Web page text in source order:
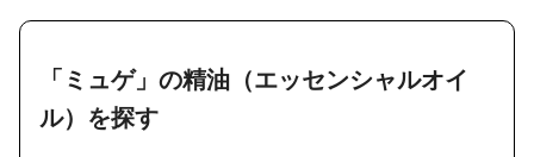
「ミュゲ」の精油（エッセンシャルオイ
ル）を探す